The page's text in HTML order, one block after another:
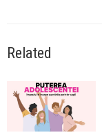
Related